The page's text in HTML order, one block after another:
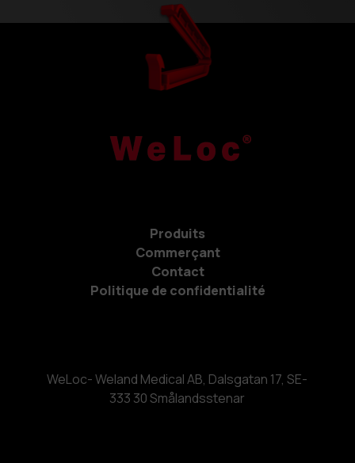
Produits
Commerçant
Contact
Politique de confidentialité
WeLoc- Weland Medical AB, Dalsgatan 17, SE-
333 30 Smålandsstenar